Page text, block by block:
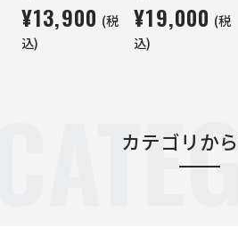
¥13,900 (税
込)
¥19,000 (税
込)
カテゴリか